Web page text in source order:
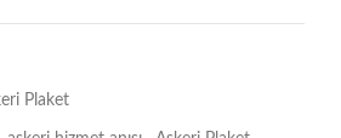
Plaket